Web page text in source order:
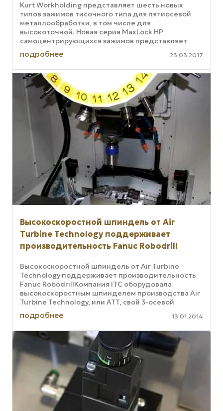
Kurt Workholding представляет шесть новых
типов зажимов тисочного типа для пятиосевой
металлообработки, в том числе для
высокоточной. Новая серия MaxLock HP
самоцентрирующихся зажимов представляет
собой изделия, обеспечивающие максимальную
жесткость ...
подробнее 23.03.2017
Высокоскоростной шпиндель от Air
Turbine Technology поддерживает
производительность Fanuc Robodrill
Высокоскоростной шпиндель от Air Turbine
Technology поддерживает производительность
Fanuc RobodrillКомпания ITC оборудовала
высокоскоростным шпинделем производства Air
Turbine Technology, или ATT, свой 3-осевой
обрабатывающий центр Robodrill. ...
подробнее 13.01.2014